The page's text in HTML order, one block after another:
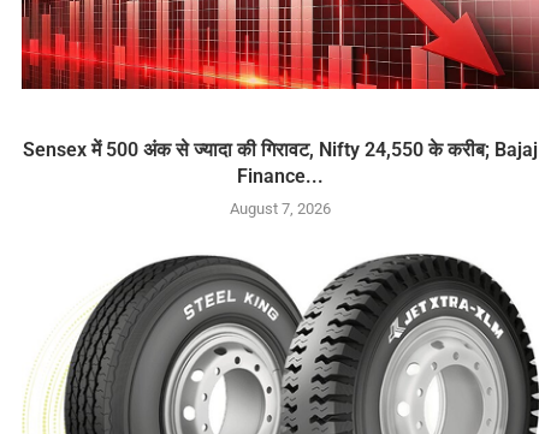
Sensex में 500 अंक से ज्यादा की गिरावट, Nifty 24,550 के करीब; Bajaj
Finance...
August 7, 2026